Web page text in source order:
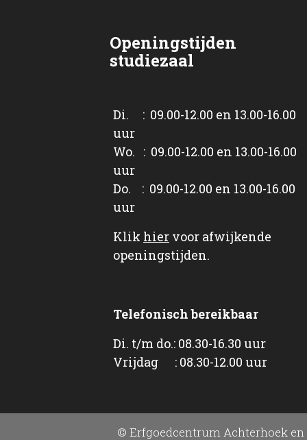
Openingstijden
studiezaal
Di. : 09.00-12.00 en 13.00-16.00
uur
Wo. : 09.00-12.00 en 13.00-16.00
uur
Do. : 09.00-12.00 en 13.00-16.00
uur
Klik hier voor afwijkende
openingstijden.
Telefonisch bereikbaar
Di. t/m do.: 08.30-16.30 uur
Vrijdag : 08.30-12.00 uur
© Erfgoedcentrum Achterhoek en